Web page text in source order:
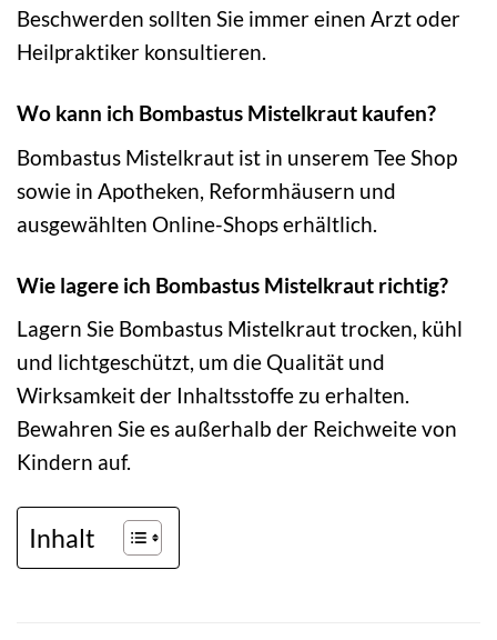
Beschwerden sollten Sie immer einen Arzt oder
Heilpraktiker konsultieren.
Wo kann ich Bombastus Mistelkraut kaufen?
Bombastus Mistelkraut ist in unserem Tee Shop
sowie in Apotheken, Reformhäusern und
ausgewählten Online-Shops erhältlich.
Wie lagere ich Bombastus Mistelkraut richtig?
Lagern Sie Bombastus Mistelkraut trocken, kühl
und lichtgeschützt, um die Qualität und
Wirksamkeit der Inhaltsstoffe zu erhalten.
Bewahren Sie es außerhalb der Reichweite von
Kindern auf.
Inhalt